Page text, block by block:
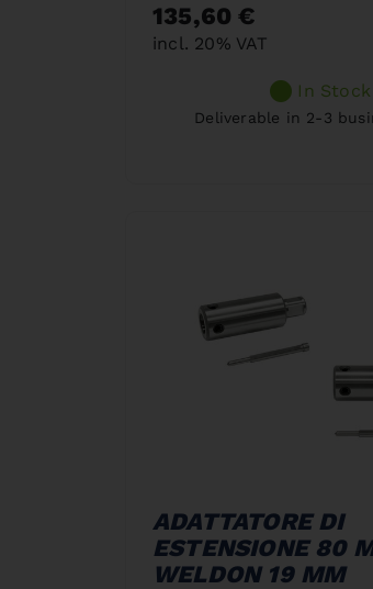
135,60 €
incl. 20% VAT
In Stock
Deliverable in 2-3
ADATTATORE DI
ESTENSIONE 80
WELDON 19 MM